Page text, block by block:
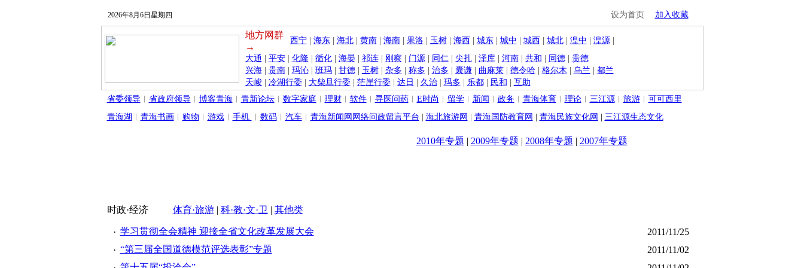
2026年8月6日星期四 设为首页 加入收藏
地方网群
→
西宁| 海东| 海北| 黄南| 海南| 果洛| 玉树| 海西 城东| 城中 城西 城北| 湟中 湟源|
大通
平安| 化隆 循化| 海晏| 祁连| 刚察 门源| 同仁| 尖扎| 泽库| 河南| 共和 同德| 贵德
兴海| 贵南| 玛沁| 班玛| 甘德| 玉树| 杂多 称多 治多 囊谦| 曲麻莱| 德令哈| 格尔木 乌兰
都兰
天峻
冷湖行委| 大柴旦行委| 茫崖行委| 达日 久治| 玛多 乐都| 民和
互助
省委领导
省政府领导 博客青海︱ 青新论坛︱ 数字家庭 理财︱ 软件︱ 寻医问药︱ E时尚 留学︱ 新闻 政务 青海体育 理论︱ 三江源︱ 旅游︱ 可可西里
青海湖
青海书画 购物 游戏︱ 手机 数码︱ 汽车︱ 青海新闻网网络问政留言平台 海北旅游网 青海国防教育网 青海民族文化网 三江源生态文化
2010年专题 | 2009年专题 | 2008年专题 | 2007年专题
时政·经济 体育·旅游| 科·教·文·卫 | 其他类
· 学习贯彻全会精神 迎接全省文化改革发展大会
2011/11/25
· “第三届全国道德模范评选表彰”专题
2011/11/02